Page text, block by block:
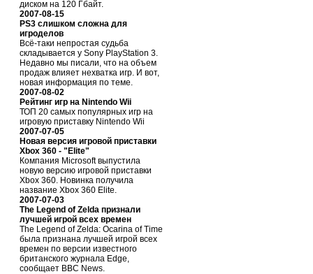
диском на 120 Гбайт.
2007-08-15
PS3 слишком сложна для
игроделов
Всё-таки непростая судьба
складывается у Sony PlayStation 3.
Недавно мы писали, что на объем
продаж влияет нехватка игр. И вот,
новая информация по теме.
2007-08-02
Рейтинг игр на Nintendo Wii
ТОП 20 самых популярных игр на
игровую приставку Nintendo Wii
2007-07-05
Новая версия игровой приставки
Xbox 360 - "Elite"
Компания Microsoft выпустила
новую версию игровой приставки
Xbox 360. Новинка получила
название Xbox 360 Elite.
2007-07-03
The Legend of Zelda признали
лучшей игрой всех времен
The Legend of Zelda: Ocarina of Time
была признана лучшей игрой всех
времен по версии известного
британского журнала Edge,
сообщает BBC News.